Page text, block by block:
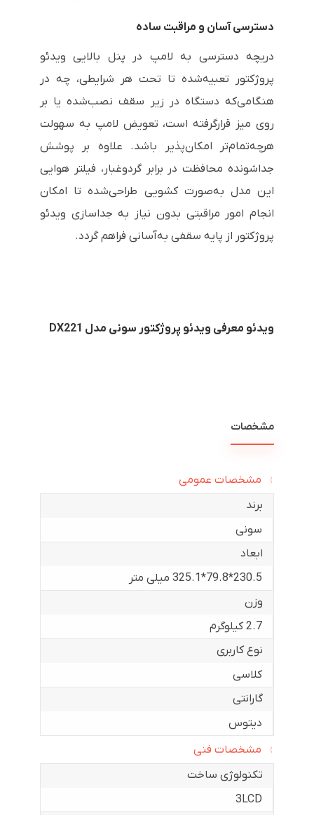
دسترسی آسان و مراقبت ساده
دریچه دسترسی به لامپ در پنل بالایی ویدئو
پروژکتور تعبیه‌شده تا تحت هر شرایطی، چه در
هنگامی‌که دستگاه در زیر سقف نصب‌شده یا بر
روی میز قرارگرفته است، تعویض لامپ به سهولت
هرچه‌تمام‌تر امکان‌پذیر باشد. علاوه بر پوشش
جداشونده محافظت در برابر گردوغبار، فیلتر هوایی
این مدل به‌صورت کشویی طراحی‌شده تا امکان
انجام امور مراقبتی بدون نیاز به جداسازی ویدئو
پروژکتور از پایه سقفی به‌آسانی فراهم گردد.
ویدئو معرفی ویدئو پروژکتور سونی مدل DX221
مشخصات
مشخصات عمومی
برند
سونی
ابعاد
230.5*79.8*325.1 میلی متر
وزن
2.7 کیلوگرم
نوع کاربری
کلاسی
گارانتی
دیتوس
مشخصات فنی
تکنولوژی ساخت
3LCD